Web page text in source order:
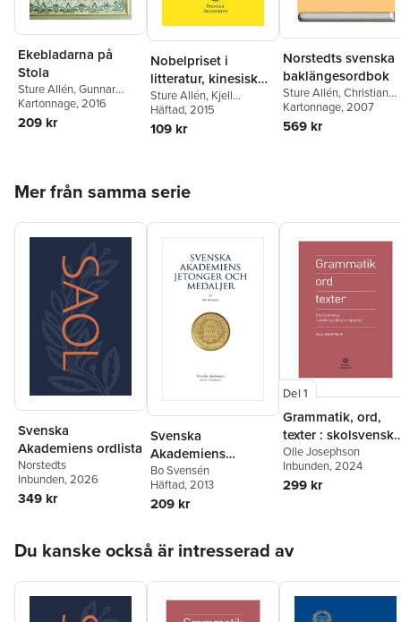
Ekebladarna på
Stola
Sture Allén,Gunnar
Wetterberg,Tore
Frängsmyr
Wolff
Kartonnage, 2016
209 kr
Nobelpriset i
litteratur, kinesisk
utgåva
Sture Allén, Kjell
Espmark
Häftad, 2015
109 kr
Norstedts svenska
baklängesordbok
Sture Allén,Christian
Sjögreen
Kartonnage, 2007
569 kr
Mer från samma serie
Svenska
Akademiens ordlista
Norstedts
Inbunden, 2026
349 kr
Svenska
Akademiens
jetonger och
medaljer
Bo Svensén
Häftad, 2013
209 kr
Del 1
Grammatik, ord,
texter :
tiv
Olle Josephson
Inbunden, 2024
299 kr
Du kanske också är intresserad av